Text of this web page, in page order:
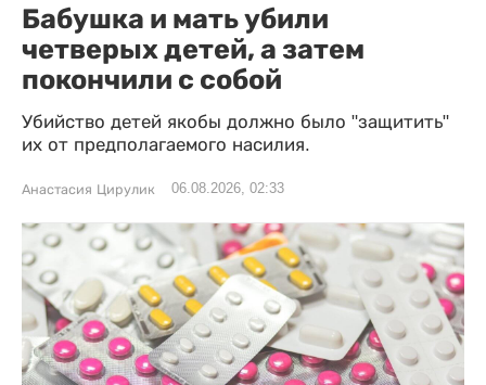
Бабушка и мать убили
четверых детей, а затем
покончили с собой
Убийство детей якобы должно было "защитить"
их от предполагаемого насилия.
Анастасия Цирулик 06.08.2026, 02:33